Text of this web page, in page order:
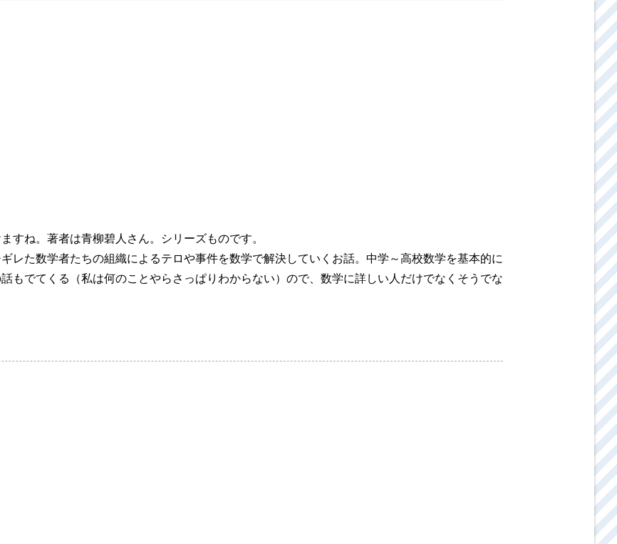
すね。著者は青柳碧人さん。シリーズものです。
レた数学者たちの組織によるテロや事件を数学で解決していくお話。中学～高校数学を基本的に
もでてくる（私は何のことやらさっぱりわからない）ので、数学に詳しい人だけでなくそうでな